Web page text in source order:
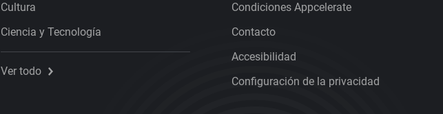
Cultura
Ciencia y Tecnología
Ver todo
Condiciones Appcelerate
Contacto
Accesibilidad
Configuración de la privacidad